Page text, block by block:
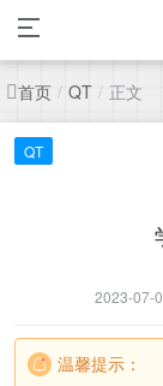
首页 / QT / 正文
QT
2023-07-
温馨提示：